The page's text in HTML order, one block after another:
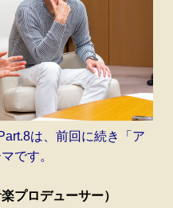
は、前回に続き「ア
です。
プロデューサー）